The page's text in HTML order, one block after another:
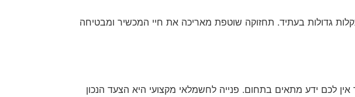
גדולות בעתיד. תחזוקה שוטפת מאריכה את חיי המכשיר ומבטיחה
לכם ידע מתאים בתחום. פנייה לחשמלאי מקצועי היא הצעד הנכון